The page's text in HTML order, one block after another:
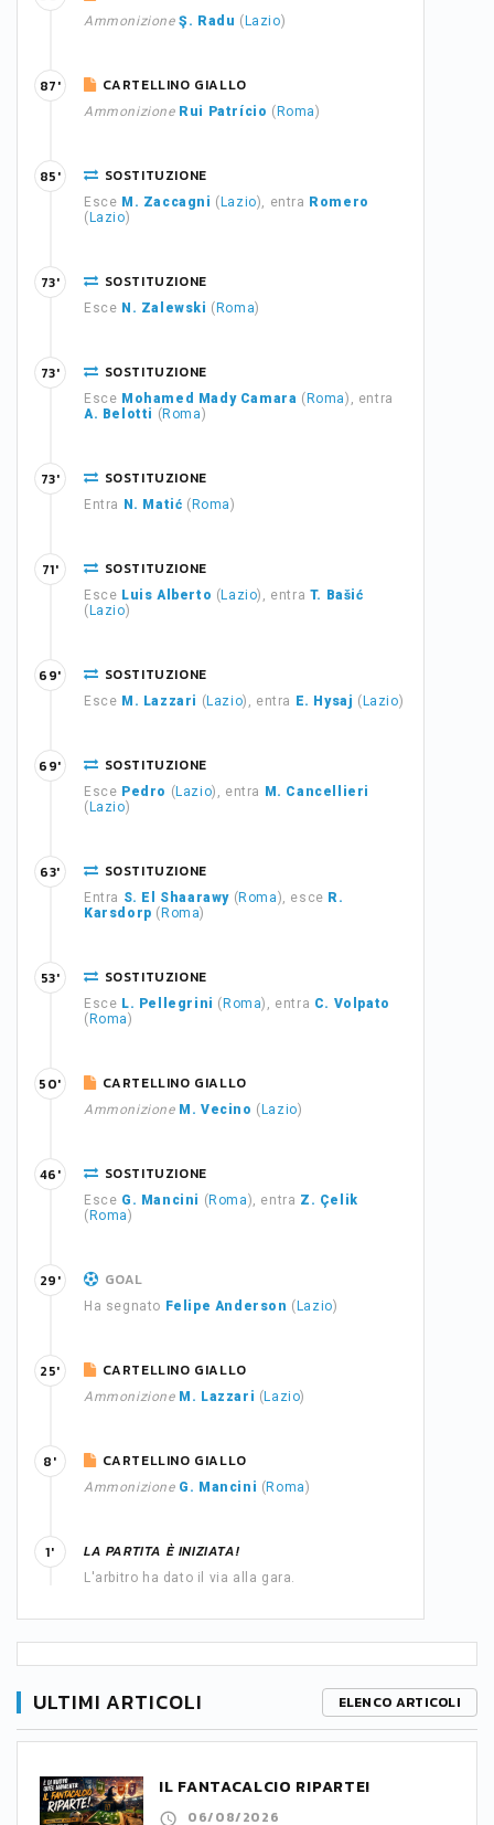
Ammonizione Ş. Radu ( Lazio)
CARTELLINO GIALLO
Ammonizione Rui Patrício ( Roma)
87'
SOSTITUZIONE
Esce M. Zaccagni ( Lazio), entra Romero
( Lazio)
85'
SOSTITUZIONE
Esce N. Zalewski ( Roma)
73'
SOSTITUZIONE
Esce Mohamed Mady Camara ( Roma), entra
A. Belotti ( Roma)
73'
SOSTITUZIONE
Entra N. Matić ( Roma)
73'
SOSTITUZIONE
Esce Luis Alberto ( Lazio), entra T. Bašić
( Lazio)
71'
SOSTITUZIONE
Esce M. Lazzari ( Lazio), entra E. Hysaj ( Lazio)
69'
SOSTITUZIONE
Esce Pedro ( Lazio), entra
M. Cancellieri
( Lazio)
69'
SOSTITUZIONE
Entra S. El Shaarawy ( Roma), esce R.
Karsdorp ( Roma)
63'
SOSTITUZIONE
Esce L. Pellegrini ( Roma), entra C. Volpato
( Roma)
53'
CARTELLINO GIALLO
Ammonizione M. Vecino ( Lazio)
50'
SOSTITUZIONE
Esce G. Mancini ( Roma), entra Z. Çelik
( Roma)
46'
GOAL
Ha segnato Felipe Anderson ( Lazio)
29'
CARTELLINO GIALLO
Ammonizione M. Lazzari ( Lazio)
25'
CARTELLINO GIALLO
Ammonizione G. Mancini ( Roma)
8'
LA PARTITA È INIZIATA!
L'arbitro ha dato il via alla gara.
1'
ULTIMI ARTICOLI ELENCO ARTICOLI
IL FANTACALCIO RIPARTE!
06/08/2026